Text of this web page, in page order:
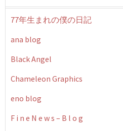
77年生まれの僕の日記
ana blog
Black Angel
Chameleon Graphics
eno blog
F i n e N e w s – B l o g